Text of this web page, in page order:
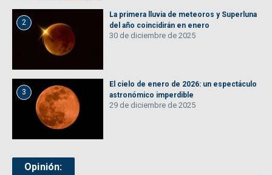
2
La primera lluvia de meteoros y Superluna
del año coincidirán en enero
30 de diciembre de 2025
3
El cielo de enero de 2026: un espectáculo
astronómico imperdible
29 de diciembre de 2025
Opinión: